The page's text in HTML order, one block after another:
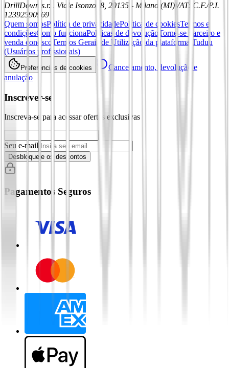
DrillDown s.r.l. Viale Isonzo, 8, 20135 - Milano (MI)VAT: C.F./P.I.
12392590969
Quem somosPolítica de privacidadePolítica de cookiesTermos e
condiçõesComo funcionaPolíticas de devolução Torne-se parceiro e
venda conosco Termos Gerais de Utilização da plataforma Tuduu
(Usuários profissionais)
Preferências de cookies
Cancelamento, devolução e
anulação
Inscrever-se
Inscreva-se para acessar ofertas exclusivas
Seu e-mail
Desbloqueie os descontos
Pagamentos Seguros